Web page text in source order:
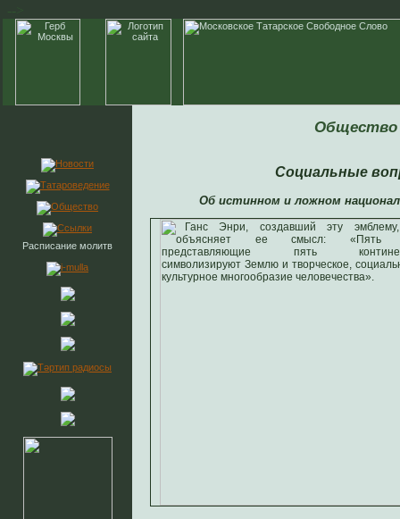
Расписание молитв
Общество
Социальные
Об истинном и ложном